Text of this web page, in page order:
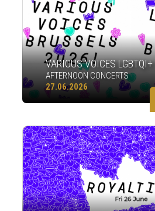
VARIOUS VOICES
AFTERNOON CONCERTS
27.06.2026